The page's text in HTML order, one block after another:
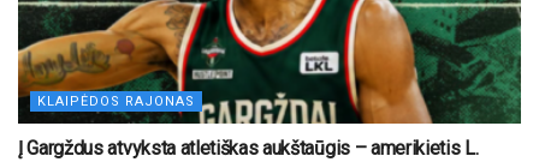
KLAIPĖDOS RAJONAS
Į Gargždus atvyksta atletiškas aukštaūgis – amerikietis L.